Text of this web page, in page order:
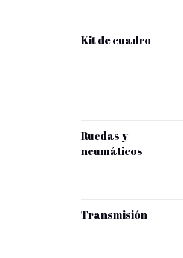
Kit de cuadro
Ruedas y
neumáticos
Transmisión